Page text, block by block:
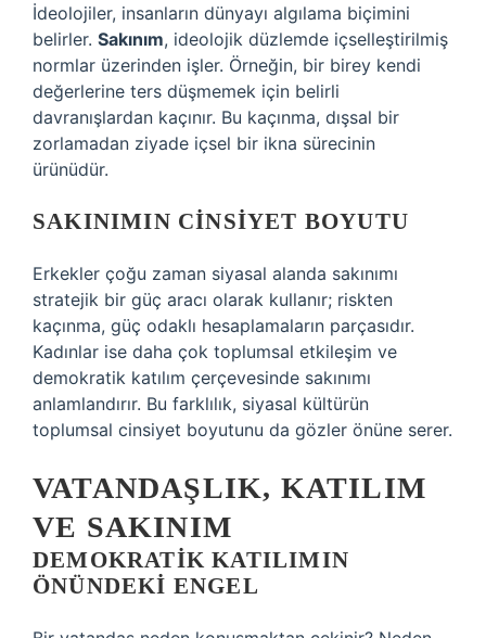
İdeolojiler, insanların dünyayı algılama biçimini
belirler. Sakınım, ideolojik düzlemde içselleştirilmiş
normlar üzerinden işler. Örneğin, bir birey kendi
değerlerine ters düşmemek için belirli
davranışlardan kaçınır. Bu kaçınma, dışsal bir
zorlamadan ziyade içsel bir ikna sürecinin
ürünüdür.
SAKINIMIN CINSIYET BOYUTU
Erkekler çoğu zaman siyasal alanda sakınımı
stratejik bir güç aracı olarak kullanır; riskten
kaçınma, güç odaklı hesaplamaların parçasıdır.
Kadınlar ise daha çok toplumsal etkileşim ve
demokratik katılım çerçevesinde sakınımı
anlamlandırır. Bu farklılık, siyasal kültürün
toplumsal cinsiyet boyutunu da gözler önüne serer.
VATANDAŞLIK, KATILIM
VE SAKINIM
DEMOKRATIK KATILIMIN
ÖNÜNDEKI ENGEL